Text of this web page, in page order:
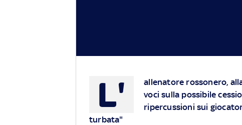
L'
allenatore rossonero,
voci sulla possibile
ripercussioni sui
turbata"